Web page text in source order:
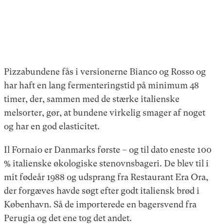
Pizzabundene fås i versionerne Bianco og Rosso og
har haft en lang fermenteringstid på minimum 48
timer, der, sammen med de stærke italienske
melsorter, gør, at bundene virkelig smager af noget
og har en god elasticitet.
Il Fornaio er Danmarks første – og til dato eneste 100
% italienske økologiske stenovnsbageri. De blev til i
mit fødeår 1988 og udsprang fra Restaurant Era Ora,
der forgæves havde søgt efter godt italiensk brød i
København. Så de importerede en bagersvend fra
Perugia og det ene tog det andet.